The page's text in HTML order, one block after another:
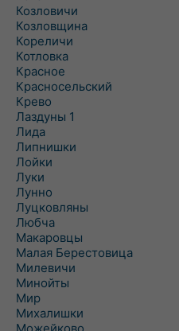
Козловичи
Козловщина
Кореличи
Котловка
Красное
Красносельский
Крево
Лаздуны 1
Лида
Липнишки
Лойки
Луки
Лунно
Луцковляны
Любча
Макаровцы
Малая Берестовица
Милевичи
Минойты
Мир
Михалишки